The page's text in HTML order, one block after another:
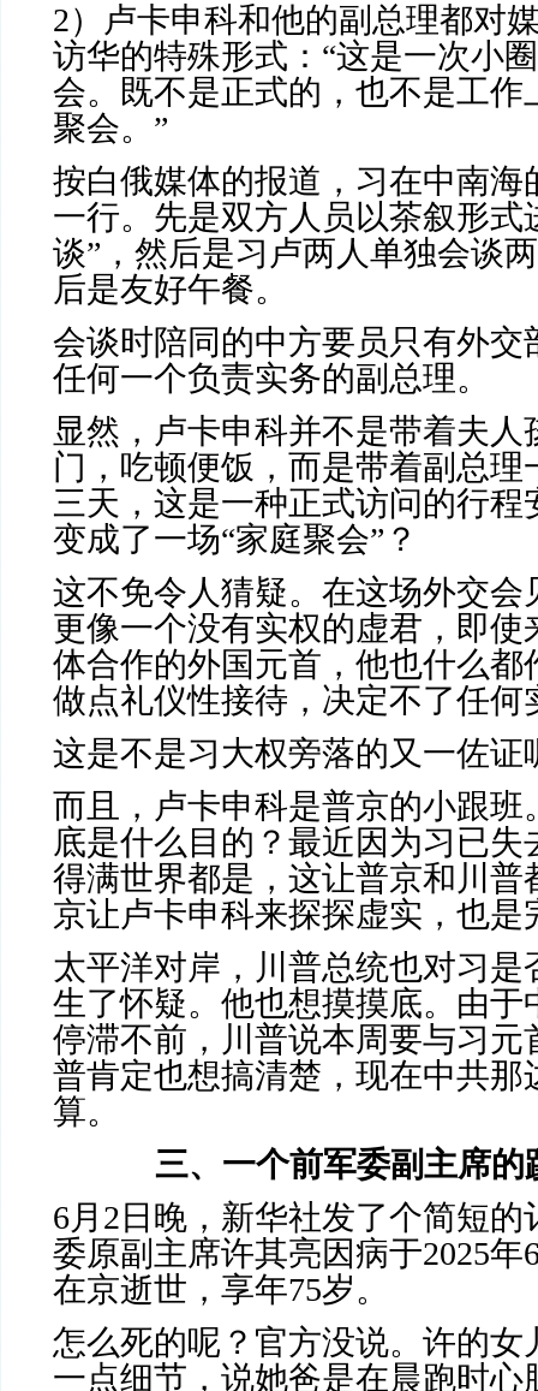
2）卢卡申科和他的副总理都对
访华的特殊形式：“这是一次小
会。既不是正式的，也不是工作
聚会。”
按白俄媒体的报道，习在中南海
一行。先是双方人员以茶叙形式
谈”，然后是习卢两人单独会谈
后是友好午餐。
会谈时陪同的中方要员只有外交
任何一个负责实务的副总理。
显然，卢卡申科并不是带着夫人
门，吃顿便饭，而是带着副总理
三天，这是一种正式访问的行程
变成了一场“家庭聚会”？
这不免令人猜疑。在这场外交会
更像一个没有实权的虚君，即使
体合作的外国元首，他也什么都
做点礼仪性接待，决定不了任何
这是不是习大权旁落的又一佐证
而且，卢卡申科是普京的小跟班
底是什么目的？最近因为习已失
得满世界都是，这让普京和川普
京让卢卡申科来探探虚实，也是
太平洋对岸，川普总统也对习是
生了怀疑。他也想摸摸底。由于
停滞不前，川普说本周要与习元
普肯定也想搞清楚，现在中共那
算。
三、一个前军委副主席的
6月 2 日晚，新华社发了个简短
委原副主席许其亮因病于2025年
在京逝世，享年75岁。
怎么死的呢？官方没说。许的女
一点细节，说她爸是在晨跑时心